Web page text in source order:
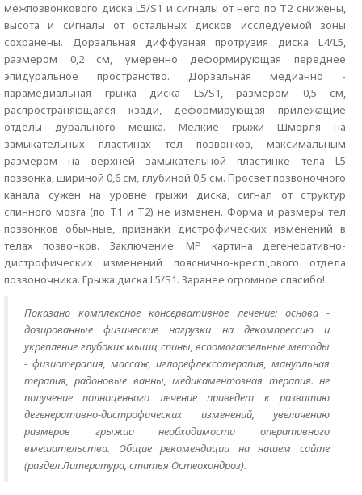
межпозвонкового диска L5/S1 и сигналы от него по Т2 снижены,
высота и сигналы от остальных дисков исследуемой зоны
сохранены. Дорзальная диффузная протрузия диска L4/L5,
размером 0,2 см, умеренно деформирующая переднее
эпидуральное пространство. Дорзальная медианно -
парамедиальная грыжа диска L5/S1, размером 0,5 см,
распространяющаяся кзади, деформирующая прилежащие
отделы дурального мешка. Мелкие грыжи Шморля на
замыкательных пластинах тел позвонков, максимальным
размером на верхней замыкательной пластинке тела L5
позвонка, шириной 0,6 см, глубиной 0,5 см. Просвет позвоночного
канала сужен на уровне грыжи диска, сигнал от структур
спинного мозга (по Т1 и Т2) не изменен. Форма и размеры тел
позвонков обычные, признаки дистрофических изменений в
телах позвонков. Заключение: МР картина дегенеративно-
дистрофических изменений пояснично-крестцового отдела
позвоночника. Грыжа диска L5/S1. Заранее огромное спасибо!
Показано комплексное консервативное лечение: основа -
дозированные физические нагрузки на декомпрессию и
укрепление глубоких мышц спины, вспомогательные методы
- физиотерапия, массаж, иглорефлексотерапия, мануальная
терапия, радоновые ванны, медикаментозная терапия. не
получение полноценного лечение приведет к развитию
дегенеративно-дистрофических изменений, увеличению
размеров грыжии необходимости оперативного
вмешательства. Общие рекомендации на нашем сайте
(раздел Литература, статья Остеохондроз).